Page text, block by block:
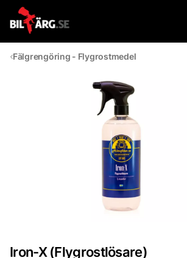
Fälgrengöring - Flygrostmedel
Iron-X (Flygrostlösare)